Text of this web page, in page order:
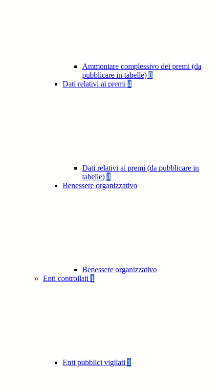
Ammontare complessivo dei premi (da
pubblicare in tabelle) 8
Dati relativi ai premi 4
Dati relativi ai premi (da pubblicare in
tabelle) 4
Benessere organizzativo
Benessere organizzativo
Enti controllati 1
Enti pubblici vigilati 1